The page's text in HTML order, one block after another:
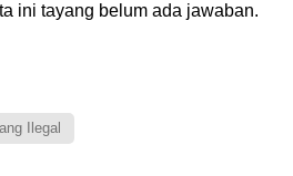
ini tayang belum ada jawaban.
Ilegal